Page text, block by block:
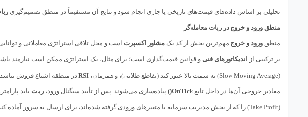
تحلیلی بر اساس داده‌های قیمت‌های تاریخی یا جاری انجام شود و نتایج آن مستقیماً در منطق تصمیم‌گیری
منطق ورود و خروج در ربات معامله‌گر
منطقورود و خروج مهم‌ترین بخش از کد یکمشاور اکسپرت است و محل تلاقی استراتژی معاملاتی و
بر ترکیبی از اندیکاتورهای فنی و قوانین قیمت‌گذاری است؛ برای مثال، یک استراتژی ممکن است نیازمند
(Slow Moving Average) به سمت بالا عبور کند (تقاطع طلایی)، و همزمان، RSI در منطقه اشباع فروش
مقادیر خروجی آن‌ها در داخل تابعOnTick() پیاده‌سازی می‌شوند. پس از تأیید سیگنال ورود،ربات باید
(Take Profit) را که از بخش مدیریت سرمایه یا متغیرهای ورودی گرفته شده‌اند، برای ارسال به سرور آماده کند. توابع